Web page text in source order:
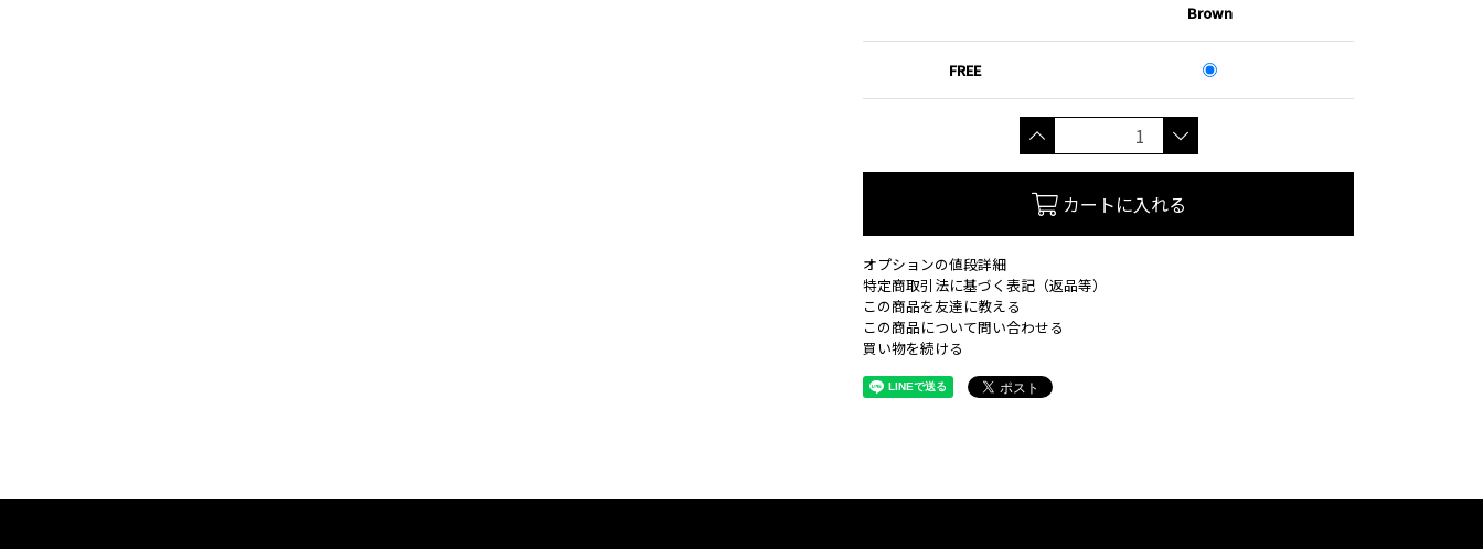
Brown
FREE
カートに入れる
オプションの値段詳細
特定商取引法に基づく表記（返品等）
この商品を友達に教える
この商品について問い合わせる
買い物を続ける